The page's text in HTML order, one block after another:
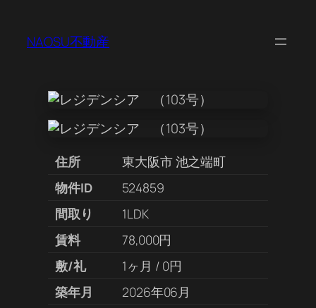
NAOSU不動産
住所
東大阪市 池之端町
物件ID
524859
間取り
1LDK
賃料
78,000円
敷/礼
1ヶ月 / 0円
築年月
2026年06月